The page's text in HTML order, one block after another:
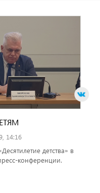
14:16
детства» в
конференции.